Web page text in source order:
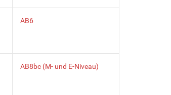
AB6
AB8bc (M- und E-Niveau)